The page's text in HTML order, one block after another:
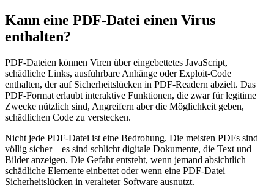
Kann eine PDF-Datei einen Virus
enthalten?
PDF-Dateien können Viren über eingebettetes JavaScript,
schädliche Links, ausführbare Anhänge oder Exploit-Code
enthalten, der auf Sicherheitslücken in PDF-Readern abzielt. Das
PDF-Format erlaubt interaktive Funktionen, die zwar für legitime
Zwecke nützlich sind, Angreifern aber die Möglichkeit geben,
schädlichen Code zu verstecken.
Nicht jede PDF-Datei ist eine Bedrohung. Die meisten PDFs sind
völlig sicher – es sind schlicht digitale Dokumente, die Text und
Bilder anzeigen. Die Gefahr entsteht, wenn jemand absichtlich
schädliche Elemente einbettet oder wenn eine PDF-Datei
Sicherheitslücken in veralteter Software ausnutzt.